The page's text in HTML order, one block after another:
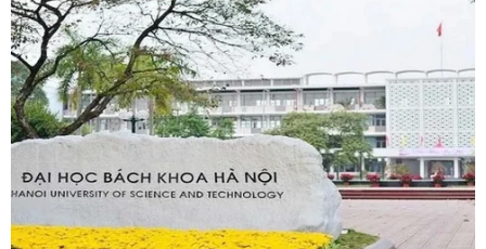
Chứng khoán tuần tới: VN-Index có
vượt được vùng 1.800 điểm?
09/08/2026 10:42
Tổ chức tín dụng nước ngoài được